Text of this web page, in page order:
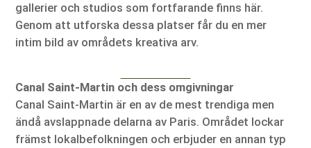
gallerier och studios som fortfarande finns här.
Genom att utforska dessa platser får du en mer
intim bild av områdets kreativa arv.
Canal Saint-Martin och dess omgivningar
Canal Saint-Martin är en av de mest trendiga men
ändå avslappnade delarna av Paris. Området lockar
främst lokalbefolkningen och erbjuder en annan typ